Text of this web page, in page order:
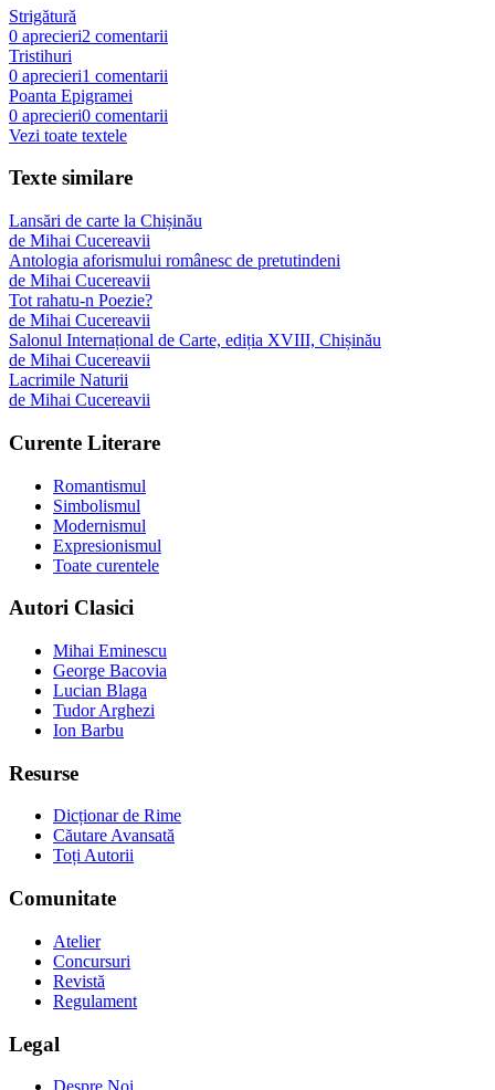
Strigătură
0 aprecieri2 comentarii
Tristihuri
0 aprecieri1 comentarii
Poanta Epigramei
0 aprecieri0 comentarii
Vezi toate textele
Texte similare
Lansări de carte la Chișinău
de Mihai Cucereavii
Antologia aforismului românesc de pretutindeni
de Mihai Cucereavii
Tot rahatu-n Poezie?
de Mihai Cucereavii
Salonul Internațional de Carte, ediția XVIII, Chișinău
de Mihai Cucereavii
Lacrimile Naturii
de Mihai Cucereavii
Curente Literare
Romantismul
Simbolismul
Modernismul
Expresionismul
Toate curentele
Autori Clasici
Mihai Eminescu
George Bacovia
Lucian Blaga
Tudor Arghezi
Ion Barbu
Resurse
Dicționar de Rime
Căutare Avansată
Toți Autorii
Comunitate
Atelier
Concursuri
Revistă
Regulament
Legal